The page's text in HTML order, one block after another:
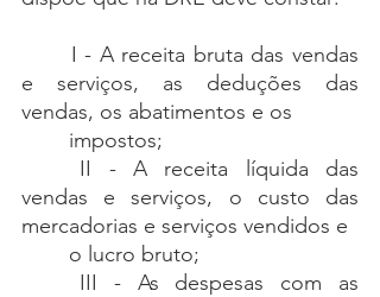
e serviços, as deduções das
vendas, os abatimentos e os
	impostos;
vendas e serviços, o custo das
mercadorias e serviços vendidos e
	o lucro bruto;